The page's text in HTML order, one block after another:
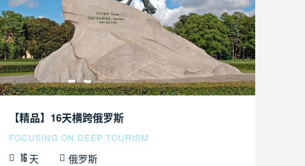
【精品】16天横跨俄罗斯
FOCUSING ON DEEP TOURISM
16 天 俄罗斯